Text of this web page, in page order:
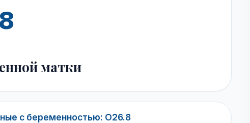
матки
с беременностью: O26.8